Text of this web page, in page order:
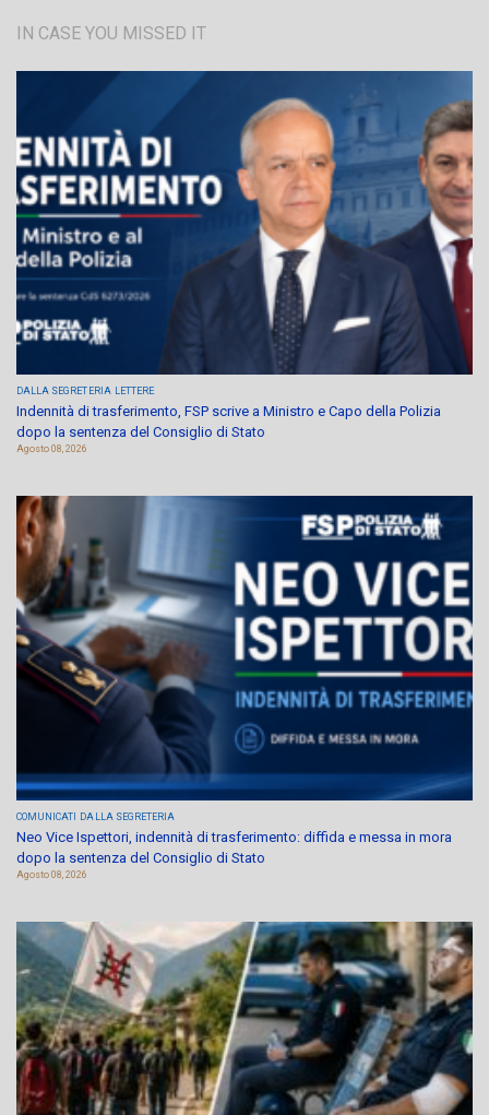
IN CASE YOU MISSED IT
DALLA SEGRETERIA LETTERE
Indennità di trasferimento, FSP scrive a Ministro e Capo della Polizia
dopo la sentenza del Consiglio di Stato
Agosto 08, 2026
COMUNICATI DALLA SEGRETERIA
Neo Vice Ispettori, indennità di trasferimento: diffida e messa in mora
dopo la sentenza del Consiglio di Stato
Agosto 08, 2026